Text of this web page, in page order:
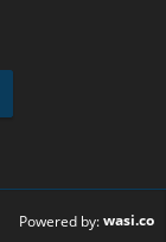
Powered by:wasi.co